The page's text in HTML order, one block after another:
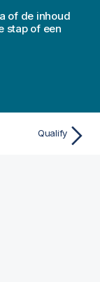
of de inhoud
stap of een
Qualify